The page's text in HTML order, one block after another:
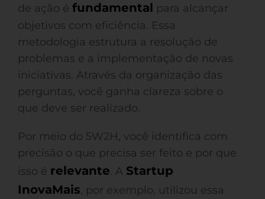
de ação é fundamental para alcançar
objetivos com eficiência. Essa
metodologia estrutura a resolução de
problemas e a implementação de novas
iniciativas. Através da organização das
perguntas, você ganha clareza sobre o
que deve ser realizado.
Por meio do 5W2H, você identifica com
precisão o que precisa ser feito e por que
isso é relevante. A Startup
InovaMais, por exemplo, utilizou essa